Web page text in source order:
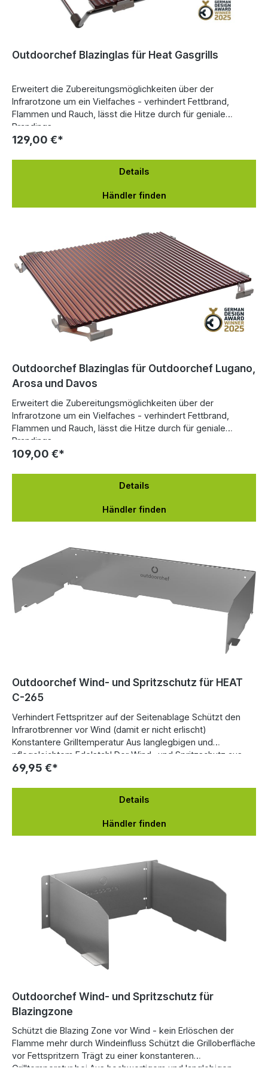
Outdoorchef Blazinglas für Heat Gasgrills
Erweitert die Zubereitungsmöglichkeiten über der
Infrarotzone um ein Vielfaches - verhindert Fettbrand,
Flammen und Rauch, lässt die Hitze durch für geniale
Brandings.
129,00 €*
Details
Händler finden
Outdoorchef Blazinglas für Outdoorchef Lugano,
Arosa und Davos
Erweitert die Zubereitungsmöglichkeiten über der
Infrarotzone um ein Vielfaches - verhindert Fettbrand,
Flammen und Rauch, lässt die Hitze durch für geniale
Brandings.
109,00 €*
Details
Händler finden
Outdoorchef Wind- und Spritzschutz für HEAT
C-265
Verhindert Fettspritzer auf der Seitenablage Schützt den
Infrarotbrenner vor Wind (damit er nicht erlischt)
Konstantere Grilltemperatur Aus langlegbigen und
pflegeleichtem Edelstahl Der Wind- und Spritzschutz aus
Edelstahl bietet gleich mehrere praktische Vorteile bei der
anderen verhindert er, dass Fettspritzer die Oberfläche des
Grills verschmutzen. Der Schutz vor Wind trägt außerdem
zu einer konstanteren Grilltemperatur bei. Der Wind- und
69,95 €*
Details
Händler finden
Outdoorchef Wind- und Spritzschutz für
Blazingzone
Schützt die Blazing Zone vor Wind - kein Erlöschen der
Flamme mehr durch Windeinfluss Schützt die Grilloberfläche
vor Fettspritzern Trägt zu einer konstanteren
Grilltemperatur bei Aus hochwertigem und langlebigen